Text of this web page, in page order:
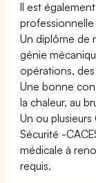
Il est
professionnelle
Un diplôme de
génie
opérations,
Une bonne
la chaleur, au
Un ou
Sécurité -
médicale à
requis.